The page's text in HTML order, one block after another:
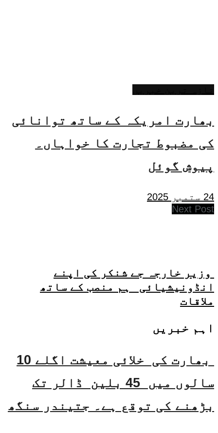
بھارت امریکہ کے ساتھ توانائی
کی مضبوط تجارت کا خواہاں۔
پیوش گوئل
24 ستمبر 2025
Next Post
وزیر خارجہ جے شنکر کی اپنے
انڈونیشیائی ہم منصب کے ساتھ
ملاقات
اہم خبریں
بھارت کی خلائی معیشت اگلے 10
سالوں میں 45 بلین ڈالر تک
بڑھنے کی توقع ہے۔ جتیندر سنگھ